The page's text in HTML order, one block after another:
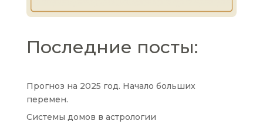
Последние посты:
Прогноз на 2025 год. Начало больших
перемен.
Системы домов в астрологии